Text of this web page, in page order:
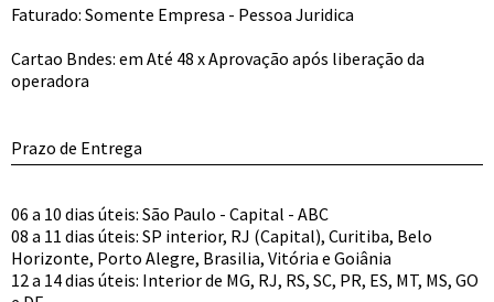
Faturado: Somente Empresa - Pessoa Juridica
Cartao Bndes: em Até 48 x Aprovação após liberação da
operadora
Prazo de Entrega
06 a 10 dias úteis: São Paulo - Capital - ABC
08 a 11 dias úteis: SP interior, RJ (Capital), Curitiba, Belo
Horizonte, Porto Alegre, Brasilia, Vitória e Goiânia
12 a 14 dias úteis: Interior de MG, RJ, RS, SC, PR, ES, MT, MS, GO